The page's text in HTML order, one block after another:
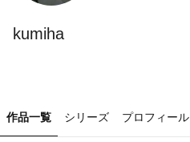
kumiha
作品一覧 シリーズ プロフィール